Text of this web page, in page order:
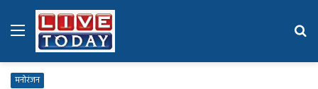
Menu
मनोरंजन